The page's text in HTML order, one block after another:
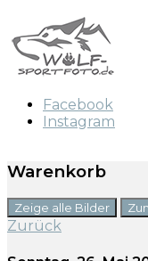
Facebook
Instagram
Warenkorb
Zeige alle Bilder
Zurück